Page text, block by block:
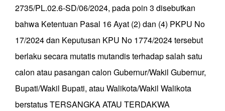
2735/PL.02.6-SD/06/2024, pada poin 3 disebutkan
bahwa Ketentuan Pasal 16 Ayat (2) dan (4) PKPU No
17/2024 dan Keputusan KPU No 1774/2024 tersebut
berlaku secara mutatis mutandis terhadap salah satu
calon atau pasangan calon Gubernur/Wakil Gubernur,
Bupati/Wakil Bupati, atau Walikota/Wakil Walikota
berstatus TERSANGKA ATAU TERDAKWA